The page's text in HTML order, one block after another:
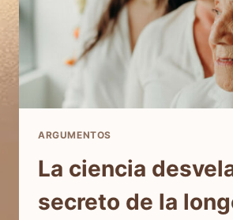
ARGUMENTOS
La ciencia
secreto de la